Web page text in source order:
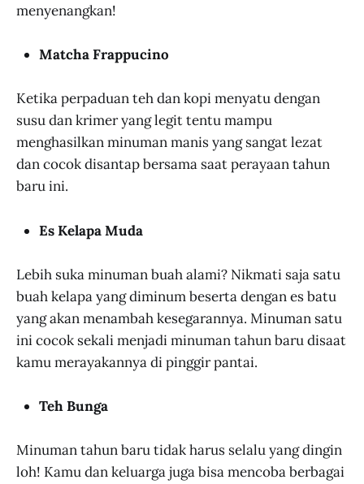
menyenangkan!
Matcha Frappucino
Ketika perpaduan teh dan kopi menyatu dengan
susu dan krimer yang legit tentu mampu
menghasilkan minuman manis yang sangat lezat
dan cocok disantap bersama saat perayaan tahun
baru ini.
Es Kelapa Muda
Lebih suka minuman buah alami? Nikmati saja satu
buah kelapa yang diminum beserta dengan es batu
yang akan menambah kesegarannya. Minuman satu
ini cocok sekali menjadi minuman tahun baru disaat
kamu merayakannya di pinggir pantai.
Teh Bunga
Minuman tahun baru tidak harus selalu yang dingin
loh! Kamu dan keluarga juga bisa mencoba berbagai